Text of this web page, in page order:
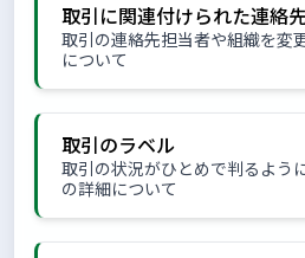
取引に関連付けられた連絡
取引の連絡先担当者や組織を変
について
取引のラベル
取引の状況がひとめで判るよう
の詳細について